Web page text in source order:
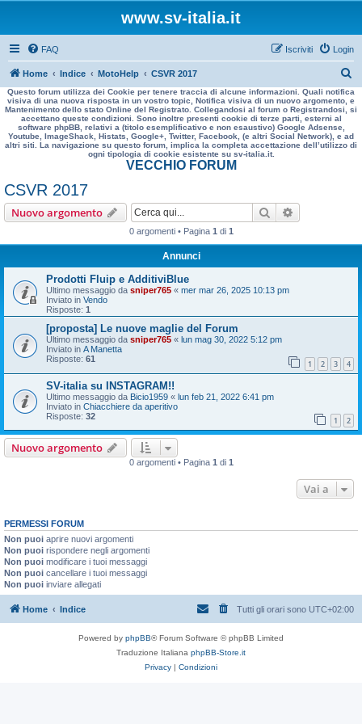
www.sv-italia.it
FAQ Login
Iscriviti
Home Indice MotoHelp CSVR 2017
e
r
a
Questo forum utilizza dei Cookie per tenere traccia di alcune informazioni. Quali notifica
visiva di una nuova risposta in un vostro topic, Notifica visiva di un nuovo argomento, e
Mantenimento dello stato Online del Registrato. Collegandosi al forum o Registrandosi, si
accettano queste condizioni. Sono inoltre presenti cookie di terze parti, esterni al
software phpBB, relativi a (titolo esemplificativo e non esaustivo) Google Adsense,
Youtube, ImageShack, Histats, Google+, Twitter, Facebook, (e altri Social Network), e ad
altri siti. La navigazione su questo forum, implica la completa accettazione dell’utilizzo di
ogni tipologia di cookie esistente su sv-italia.it.
VECCHIO FORUM
CSVR 2017
Nuovo argomento Cerca
0 argomenti • Pagina 1 di 1
Annunci
Prodotti Fluip e AdditiviBlue
Ultimo messaggio da sniper765 « mer mar 26, 2025 10:13 pm
Inviato in Vendo
Risposte: 1
[proposta] Le nuove maglie del Forum
Ultimo messaggio da sniper765 « lun mag 30, 2022 5:12 pm
Inviato in A Manetta
Risposte: 61 1 2 3 4
SV-italia su INSTAGRAM!!
Ultimo messaggio da Bicio1959 « lun feb 21, 2022 6:41 pm
Inviato in Chiacchiere da aperitivo
Risposte: 32 1 2
Nuovo argomento
0 argomenti • Pagina 1 di 1
Vai a
PERMESSI FORUM
Non puoi aprire nuovi argomenti
Non puoi rispondere negli argomenti
Non puoi modificare i tuoi messaggi
Non puoi cancellare i tuoi messaggi
Non puoi inviare allegati
Home Indice Tutti gli orari sono UTC+02:00
Powered by phpBB® Forum Software © phpBB Limited
Traduzione Italiana phpBB-Store.it
Privacy | Condizioni